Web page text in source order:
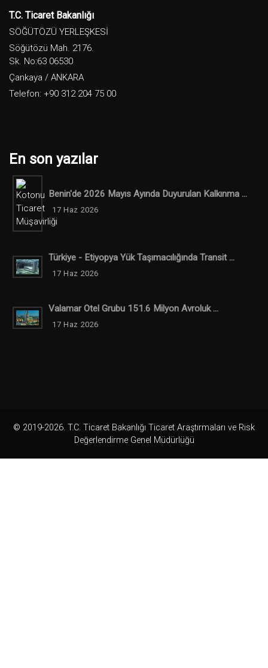
T.C. Ticaret Bakanlığı
SÖĞÜTÖZÜ YERLEŞKESİ
Söğütözü Mah. 2176.
Sk. No:63 06530
Çankaya / ANKARA
Telefon: +90 312 204 75 00
En son yazılar
Benin'de 2026 Mayıs Ayında Duyurulan Kalkınma ...
17 Haz 2026
Türkiye - Etiyopya Yük Taşımacılığında Transit ...
17 Haz 2026
Valamar Otel Grubu 151.6 Milyon Avroluk ...
17 Haz 2026
© 2019-2026. T.C. Ticaret Bakanlığı Ticaret Araştırmaları ve Risk
Değerlendirme Genel Müdürlüğü